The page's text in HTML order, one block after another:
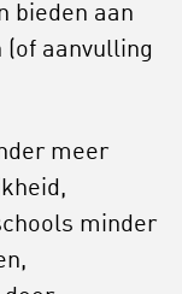
bieden aan
aanvulling
meer
minder